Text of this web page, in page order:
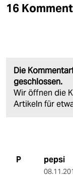
16
Die
geschlossen.
Wir öffnen die
Artikeln für
P pepsi